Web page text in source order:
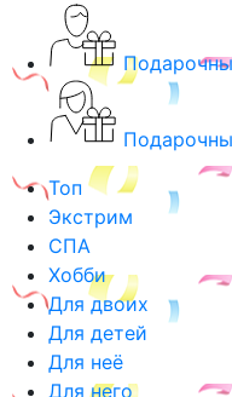
Топ
Экстрим
СПА
Хобби
Для двоих
Для детей
Для неё
Для него